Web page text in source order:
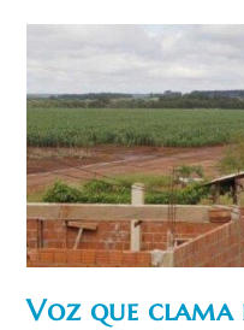
Brasil
Voz que